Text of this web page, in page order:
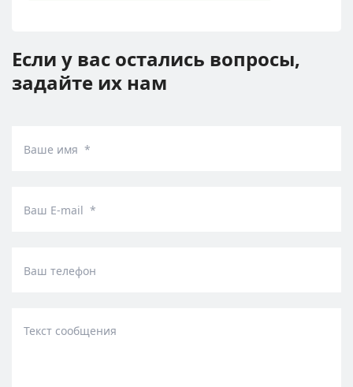
Если у вас остались вопросы,
задайте их нам
Ваше имя *
Ваш E-mail *
Ваш телефон
Текст сообщения